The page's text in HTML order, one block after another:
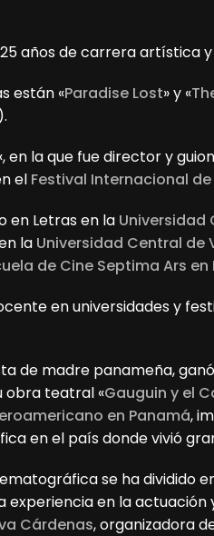
años de carrera artística
están «Paradise Lost» y «
en la que fue director y
el Festival Internacional
en Letras en la Universidad
la Universidad Central de
de Cine Septima Ars en
en universidades y
de madre panameña,
obra teatral «Gauguin y el
en Panamá,
en el país donde vivió
se ha dividido
experiencia en la actuación
Cárdenas, organizadora